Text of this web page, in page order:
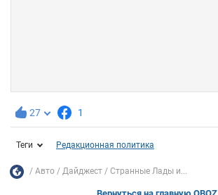
27 1
Теги Редакционная политика
Авто Дайджест Странные Лады и...